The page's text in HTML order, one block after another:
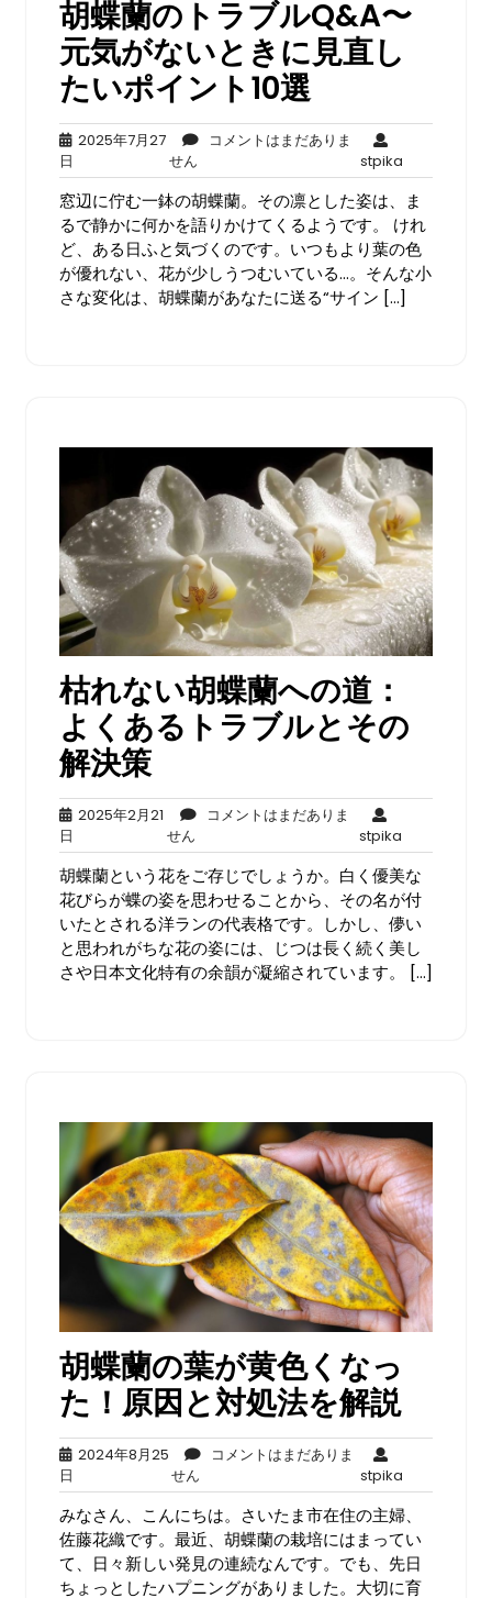
胡蝶蘭のトラブルQ&A〜
元気がないときに見直し
たいポイント10選
2025年7月27
日
年
7
月
27
日
コメントはまだありま
せんコ
メ
ン
ト
は
ま
だ
あ
stpikastpika
窓辺に佇む一鉢の胡蝶蘭。その凛とした姿は、ま
るで静かに何かを語りかけてくるようです。 けれ
ど、ある日ふと気づくのです。いつもより葉の色
が優れない、花が少しうつむいている…。そんな小
さな変化は、胡蝶蘭があなたに送る“サイン […]
枯れない胡蝶蘭への道：
よくあるトラブルとその
解決策
2025年2月21
日
年
2
月
21
日
コメントはまだありま
せん
メ
ン
ト
は
ま
だ
あ
stpika
胡蝶蘭という花をご存じでしょうか。白く優美な
花びらが蝶の姿を思わせることから、その名が付
いたとされる洋ランの代表格です。しかし、儚い
と思われがちな花の姿には、じつは長く続く美し
さや日本文化特有の余韻が凝縮されています。 […]
胡蝶蘭の葉が黄色くなっ
た！原因と対処法を解説
2024年8月25
日
年
8
月
25
日
コメントはまだありま
せんコ
メ
ン
ト
は
ま
stpika
みなさん、こんにちは。さいたま市在住の主婦、
佐藤花織です。最近、胡蝶蘭の栽培にはまってい
て、日々新しい発見の連続なんです。でも、先日
ちょっとしたハプニングがありました。大切に育